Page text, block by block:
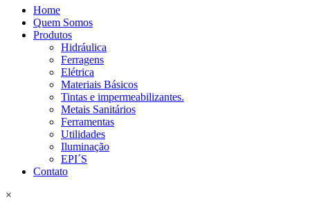
Home
Quem Somos
Produtos
Hidráulica
Ferragens
Elétrica
Materiais Básicos
Tintas e impermeabilizantes.
Metais Sanitários
Ferramentas
Utilidades
Iluminação
EPI´S
Contato
×